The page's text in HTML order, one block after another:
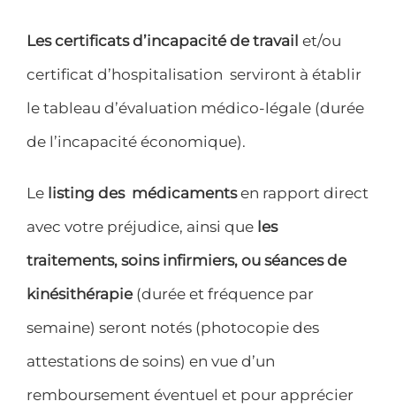
Les certificats d’incapacité de travail et/ou
certificat d’hospitalisation serviront à établir
le tableau d’évaluation médico-légale (durée
de l’incapacité économique).
Le listing des médicamentsen rapport direct
avec votre préjudice, ainsi que les
traitements, soins infirmiers, ou séances de
kinésithérapie(durée et fréquence par
semaine) seront notés (photocopie des
attestations de soins) en vue d’un
remboursement éventuel et pour apprécier